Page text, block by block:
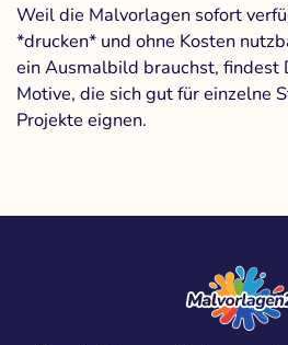
Weil die Malvorlagen sofort
*drucken* und ohne Kosten
ein Ausmalbild brauchst, findest
Motive, die sich gut für einzelne
Projekte eignen.